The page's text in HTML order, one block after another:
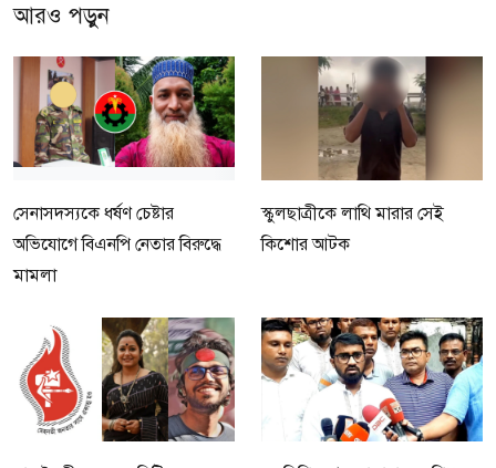
আরও পড়ুন
সেনাসদস্যকে ধর্ষণ চেষ্টার
অভিযোগে বিএনপি নেতার বিরুদ্ধে
মামলা
স্কুলছাত্রীকে লাথি মারার সেই
কিশোর আটক